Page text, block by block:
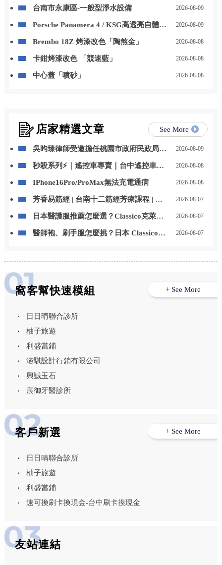
律師推薦】
台南市永康區-一般型淨水設備 2026-08-09
Porsche Panamera 4 / KSG高透亮自體修
2026-08-09
Brembo 18Z 烤漆改色「陶煞金」 2026-08-08
卡鉗烤漆改色 「競速藍」 2026-08-08
中心蓋「噴砂」 2026-08-08
店家精選文章 See More
吳昀臻律師受邀擔任桃園市政府民政局專
2026-08-09
秒殺系列⚡｜遙控車專賣｜台中遙控車專
2026-08-08
IPhone16Pro/ProMax無法充電通病 2026-08-08
芳香易筋經 | 台南十二筋經芳療課程 | 台
2026-08-07
日本醫護服推薦怎麼選？Classico克萊希
2026-08-07
醫師袍、刷手服怎麼挑？日本 Classico克
2026-08-07
窩客幫快速模組
日日晴聯合診所
柚子旅遊
利盛當鋪
濬騏設計行銷有限公司
興誠玉石
宸御牙醫診所
+ See More
客戶新選
日日晴聯合診所
柚子旅遊
利盛當鋪
速可換刷卡換現金-台中刷卡換現金
+ See More
友站連結